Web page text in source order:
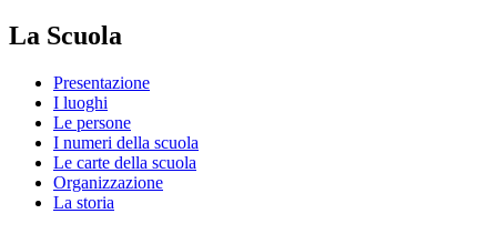
La Scuola
Presentazione
I luoghi
Le persone
I numeri della scuola
Le carte della scuola
Organizzazione
La storia